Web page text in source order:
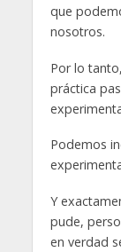
que
nosotros.
Por lo
práctica
Podemos
Y
pude,
en verdad